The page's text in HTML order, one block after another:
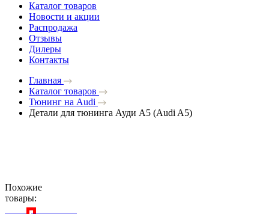
Каталог товаров
Новости и акции
Распродажа
Отзывы
Дилеры
Контакты
Главная
Каталог товаров
Тюнинг на Audi
Детали для тюнинга Ауди A5 (Audi A5)
Похожие
товары: